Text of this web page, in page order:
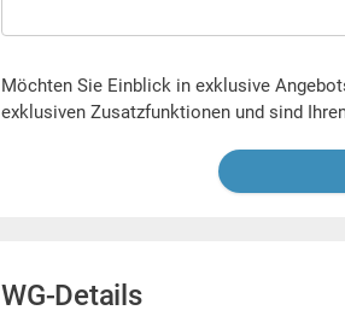
Möchten Sie Einblick in exklusive
exklusiven Zusatzfunktionen und sind
WG-Details